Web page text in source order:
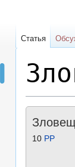
навигации
поиску
10 PP
Статья